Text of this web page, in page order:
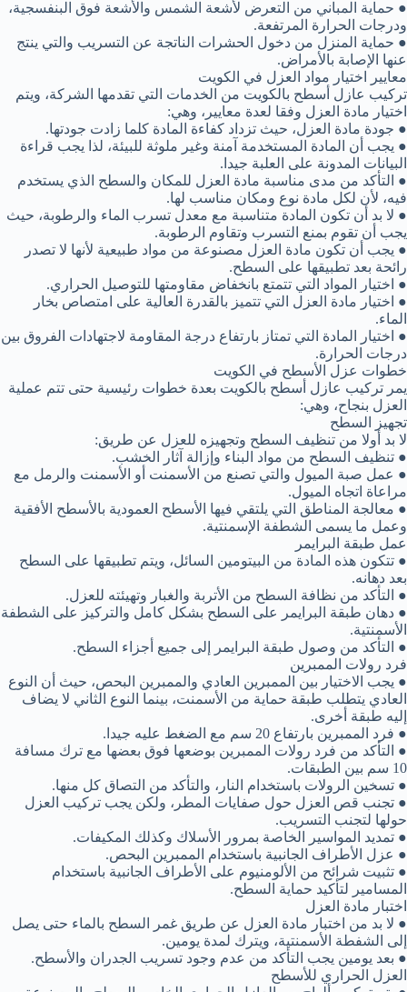
● حماية المباني من التعرض لأشعة الشمس والأشعة فوق البنفسجية،
ودرجات الحرارة المرتفعة.
● حماية المنزل من دخول الحشرات الناتجة عن التسريب والتي ينتج
عنها الإصابة بالأمراض.
معايير اختيار مواد العزل في الكويت
تركيب عازل أسطح بالكويت من الخدمات التي تقدمها الشركة، ويتم
اختيار مادة العزل وفقا لعدة معايير، وهي:
● جودة مادة العزل، حيث تزداد كفاءة المادة كلما زادت جودتها.
● يجب أن المادة المستخدمة آمنة وغير ملوثة للبيئة، لذا يجب قراءة
البيانات المدونة على العلبة جيدا.
● التأكد من مدى مناسبة مادة العزل للمكان والسطح الذي يستخدم
فيه، لأن لكل مادة نوع ومكان مناسب لها.
● لا بد أن تكون المادة متناسبة مع معدل تسرب الماء والرطوبة، حيث
يجب أن تقوم بمنع التسرب وتقاوم الرطوبة.
● يجب أن تكون مادة العزل مصنوعة من مواد طبيعية لأنها لا تصدر
رائحة بعد تطبيقها على السطح.
● اختيار المواد التي تتمتع بانخفاض مقاومتها للتوصيل الحراري.
● اختيار مادة العزل التي تتميز بالقدرة العالية على امتصاص بخار
الماء.
● اختيار المادة التي تمتاز بارتفاع درجة المقاومة لاجتهادات الفروق بين
درجات الحرارة.
خطوات عزل الأسطح في الكويت
يمر تركيب عازل أسطح بالكويت بعدة خطوات رئيسية حتى تتم عملية
العزل بنجاح، وهي:
تجهيز السطح
لا بد أولا من تنظيف السطح وتجهيزه للعزل عن طريق:
● تنظيف السطح من مواد البناء وإزالة آثار الخشب.
● عمل صبة الميول والتي تصنع من الأسمنت أو الأسمنت والرمل مع
مراعاة اتجاه الميول.
● معالجة المناطق التي يلتقي فيها الأسطح العمودية بالأسطح الأفقية
وعمل ما يسمى الشطفة الإسمنتية.
عمل طبقة البرايمر
● تتكون هذه المادة من البيتومين السائل، ويتم تطبيقها على السطح
بعد دهانه.
● التأكد من نظافة السطح من الأتربة والغبار وتهيئته للعزل.
● دهان طبقة البرايمر على السطح بشكل كامل والتركيز على الشطفة
الأسمنتية.
● التأكد من وصول طبقة البرايمر إلى جميع أجزاء السطح.
فرد رولات الممبرين
● يجب الاختيار بين الممبرين العادي والممبرين البحص، حيث أن النوع
العادي يتطلب طبقة حماية من الأسمنت، بينما النوع الثاني لا يضاف
إليه طبقة أخرى.
● فرد الممبرين بارتفاع 20 سم مع الضغط عليه جيدا.
● التأكد من فرد رولات الممبرين بوضعها فوق بعضها مع ترك مسافة
10 سم بين الطبقات.
● تسخين الرولات باستخدام النار، والتأكد من التصاق كل منها.
● تجنب قص العزل حول صفايات المطر، ولكن يجب تركيب العزل
حولها لتجنب التسريب.
● تمديد المواسير الخاصة بمرور الأسلاك وكذلك المكيفات.
● عزل الأطراف الجانبية باستخدام الممبرين البحص.
● تثبيت شرائح من الألومنيوم على الأطراف الجانبية باستخدام
المسامير لتأكيد حماية السطح.
اختبار مادة العزل
● لا بد من اختبار مادة العزل عن طريق غمر السطح بالماء حتى يصل
إلى الشفطة الأسمنتية، ويترك لمدة يومين.
● بعد يومين يجب التأكد من عدم وجود تسريب الجدران والأسطح.
العزل الحراري للأسطح